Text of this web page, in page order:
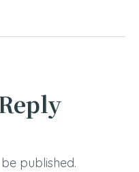
published.